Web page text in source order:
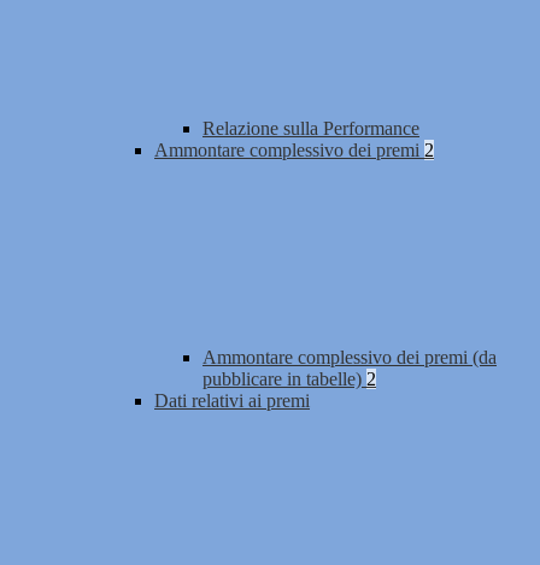
Relazione sulla Performance
Ammontare complessivo dei premi 2
Ammontare complessivo dei premi (da
pubblicare in tabelle) 2
Dati relativi ai premi